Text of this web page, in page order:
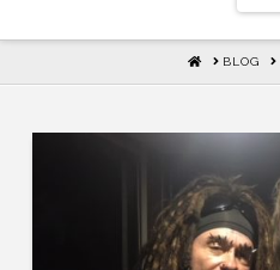
HOMEBLOG